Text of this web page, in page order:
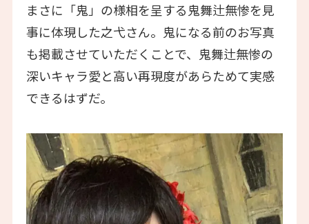
まさに「鬼」の様相を呈する鬼舞辻無惨を見
事に体現した之弋さん。鬼になる前のお写真
も掲載させていただくことで、鬼舞辻無惨の
深いキャラ愛と高い再現度があらためて実感
できるはずだ。